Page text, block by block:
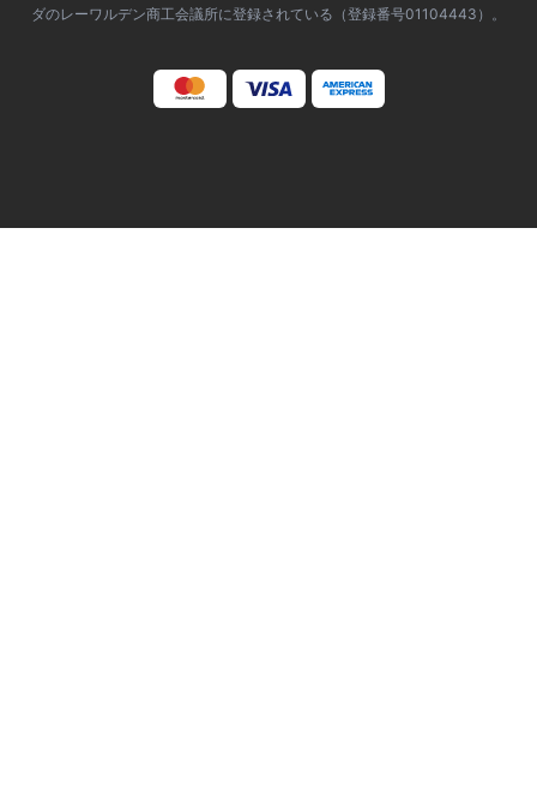
ダのレーワルデン商工会議所に登録されている（登録番号01104443）。